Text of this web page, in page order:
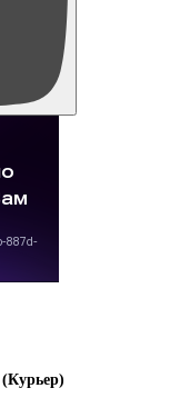
(Курьер)